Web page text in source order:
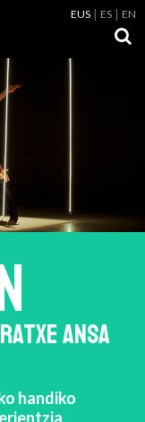
EUS ES EN
ANSA
handiko